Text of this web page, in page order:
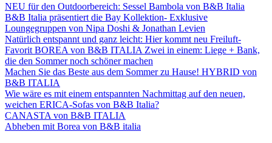
NEU für den Outdoorbereich: Sessel Bambola von B&B Italia
B&B Italia präsentiert die Bay Kollektion- Exklusive
Loungegruppen von Nipa Doshi & Jonathan Levien
Natürlich entspannt und ganz leicht: Hier kommt neu Freiluft-
Favorit BOREA von B&B ITALIA Zwei in einem: Liege + Bank,
die den Sommer noch schöner machen
Machen Sie das Beste aus dem Sommer zu Hause! HYBRID von
B&B ITALIA
Wie wäre es mit einem entspannten Nachmittag auf den neuen,
weichen ERICA-Sofas von B&B Italia?
CANASTA von B&B ITALIA
Abheben mit Borea von B&B italia